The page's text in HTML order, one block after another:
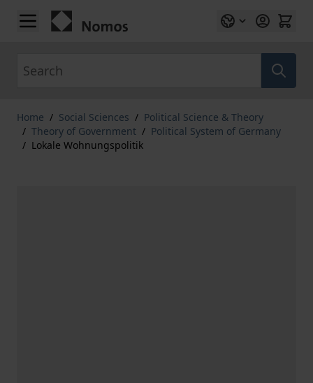
Skip to Content
Home / Social Sciences / Political Science & Theory
/ Theory of Government / Political System of Germany
/ Lokale Wohnungspolitik